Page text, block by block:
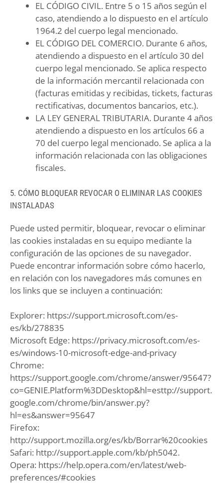
EL CÓDIGO CIVIL. Entre 5 o 15 años según el
caso, atendiendo a lo dispuesto en el artículo
1964.2 del cuerpo legal mencionado.
EL CÓDIGO DEL COMERCIO. Durante 6 años,
atendiendo a dispuesto en el artículo 30 del
cuerpo legal mencionado. Se aplica respecto
de la información mercantil relacionada con
(facturas emitidas y recibidas, tickets, facturas
rectificativas, documentos bancarios, etc.).
LA LEY GENERAL TRIBUTARIA. Durante 4 años
atendiendo a dispuesto en los artículos 66 a
70 del cuerpo legal mencionado. Se aplica a la
información relacionada con las obligaciones
fiscales.
5. CÓMO BLOQUEAR REVOCAR O ELIMINAR LAS COOKIES
INSTALADAS
Puede usted permitir, bloquear, revocar o eliminar
las cookies instaladas en su equipo mediante la
configuración de las opciones de su navegador.
Puede encontrar información sobre cómo hacerlo,
en relación con los navegadores más comunes en
los links que se incluyen a continuación:
Explorer: https://support.microsoft.com/es-
es/kb/278835
Microsoft Edge: https://privacy.microsoft.com/es-
es/windows-10-microsoft-edge-and-privacy
Chrome:
https://support.google.com/chrome/answer/95647?
co=GENIE.Platform%3DDesktop&hl=esttp://support.
google.com/chrome/bin/answer.py?
hl=es&answer=95647
Firefox:
http://support.mozilla.org/es/kb/Borrar%20cookies
Safari: http://support.apple.com/kb/ph5042.
Opera: https://help.opera.com/en/latest/web-
preferences/#cookies